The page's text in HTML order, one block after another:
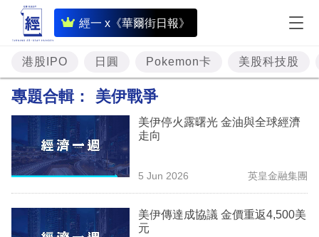
經一 x《華爾街日報》
即
時
財
經
題
投
資
樓
市
港股IPO 日圓 Pokemon卡 美股科技股
專題合輯： 美伊戰爭
美伊停火露曙光 金油與全球經濟
走向
5 Jun 2026 英皇金融集團
美伊傳達成協議 金價重返4,500美
元